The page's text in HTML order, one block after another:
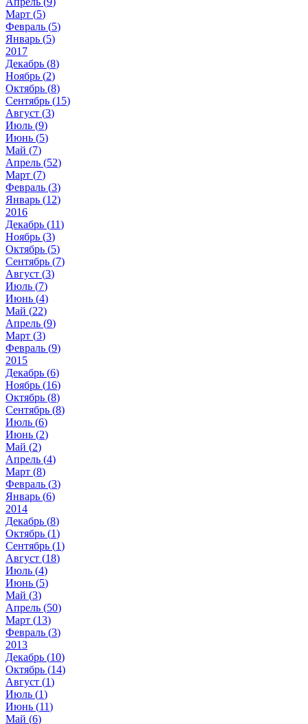
Март (5)
Февраль (5)
Январь (5)
2017
Декабрь (8)
Ноябрь (2)
Октябрь (8)
Сентябрь (15)
Август (3)
Июль (9)
Июнь (5)
Май (7)
Апрель (52)
Март (7)
Февраль (3)
Январь (12)
2016
Декабрь (11)
Ноябрь (3)
Октябрь (5)
Сентябрь (7)
Август (3)
Июль (7)
Июнь (4)
Май (22)
Апрель (9)
Март (3)
Февраль (9)
2015
Декабрь (6)
Ноябрь (16)
Октябрь (8)
Сентябрь (8)
Июль (6)
Июнь (2)
Май (2)
Апрель (4)
Март (8)
Февраль (3)
Январь (6)
2014
Декабрь (8)
Октябрь (1)
Сентябрь (1)
Август (18)
Июль (4)
Июнь (5)
Май (3)
Апрель (50)
Март (13)
Февраль (3)
2013
Декабрь (10)
Октябрь (14)
Август (1)
Июль (1)
Июнь (11)
Май (6)